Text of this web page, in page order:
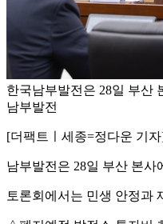
한국남부발전은 28일 부산
남부발전
[더팩트ㅣ세종=정다운 기
남부발전은 28일 부산 본사
토론회에서는 민생 안정과